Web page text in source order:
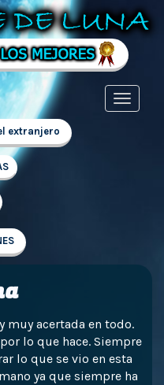
extranjero
muy acertada en todo.
lo que hace. Siempre
lo que se vio en esta
ya que siempre ha